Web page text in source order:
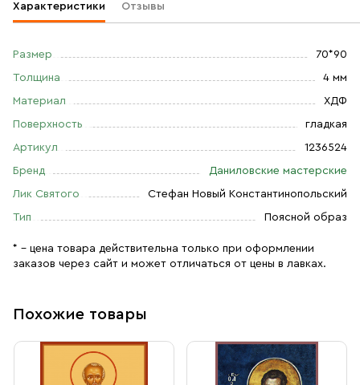
Характеристики Отзывы
Размер 70*90
Толщина 4 мм
Материал ХДФ
Поверхность гладкая
Артикул 1236524
Бренд Даниловские мастерские
Лик Святого Стефан Новый Константинопольский
Тип Поясной образ
* – цена товара действительна только при оформлении
заказов через сайт и может отличаться от цены в лавках.
Похожие товары